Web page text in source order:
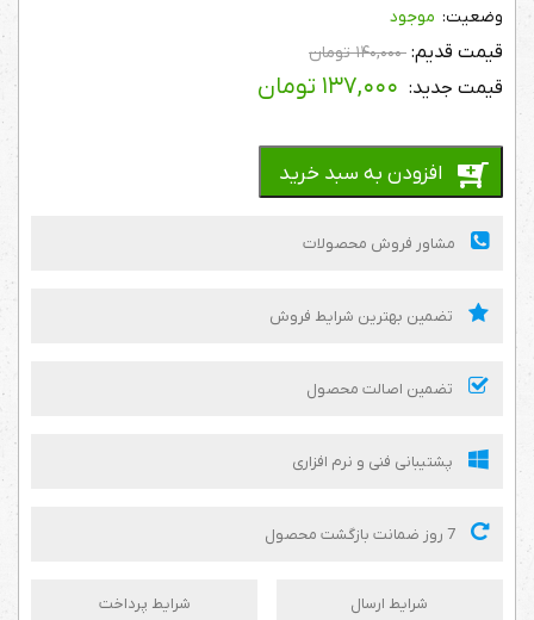
موجود
۱۴۰,۰۰۰ تومان
۱۳۷,۰۰۰ تومان
افزودن به سبد خرید
مشاور فروش محصولات
تضمین بهترین شرایط فروش
تضمین اصالت محصول
پشتیبانی فنی و نرم افزاری
شرایط ارسال شرایط پرداخت